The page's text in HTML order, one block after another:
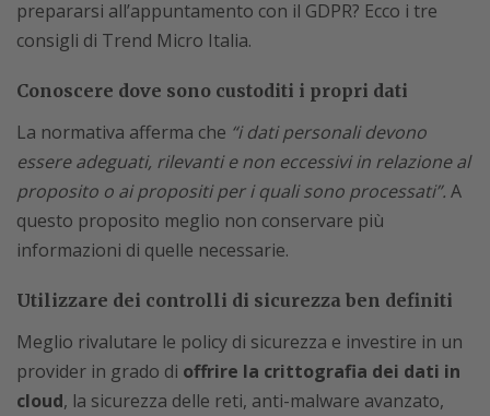
prepararsi all’appuntamento con il GDPR? Ecco i tre
consigli di Trend Micro Italia.
Conoscere dove sono custoditi i propri dati
La normativa afferma che “i dati personali devono
essere adeguati, rilevanti e non eccessivi in relazione al
proposito o ai propositi per i quali sono processati”. A
questo proposito meglio non conservare più
informazioni di quelle necessarie.
Utilizzare dei controlli di sicurezza ben definiti
Meglio rivalutare le policy di sicurezza e investire in un
provider in grado di offrire la crittografia dei dati in
cloud, la sicurezza delle reti, anti-malware avanzato,